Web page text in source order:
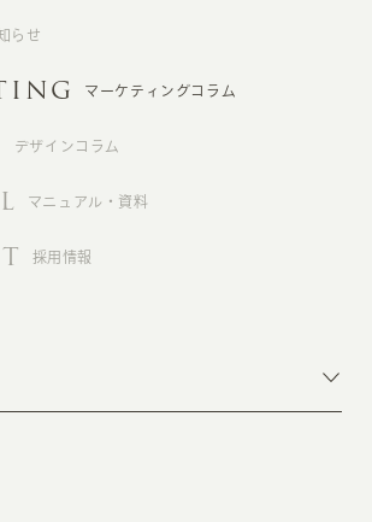
らせ
マーケティングコラム
デザインコラム
マニュアル・資料
採用情報